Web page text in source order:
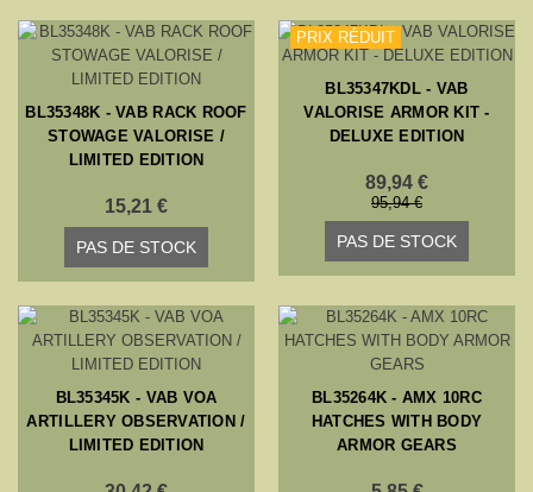
BL35348K - VAB RACK ROOF
STOWAGE VALORISE /
LIMITED EDITION
15,21 €
PAS DE STOCK
PRIX RÉDUIT
BL35347KDL - VAB
VALORISE ARMOR KIT -
DELUXE EDITION
89,94 €
95,94 €
PAS DE STOCK
BL35345K - VAB VOA
ARTILLERY OBSERVATION /
LIMITED EDITION
BL35264K - AMX 10RC
HATCHES WITH BODY
ARMOR GEARS